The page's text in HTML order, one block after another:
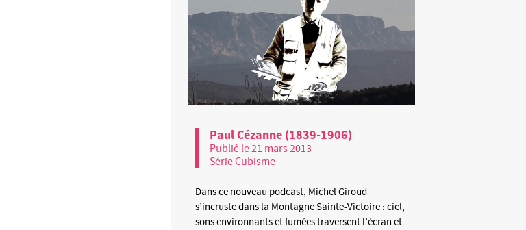
Paul Cézanne (1839-1906)
Publié le 21 mars 2013
Série Cubisme
Dans ce nouveau podcast, Michel Giroud
s’incruste dans la Montagne Sainte-Victoire : ciel,
sons environnants et fumées traversent l’écran et